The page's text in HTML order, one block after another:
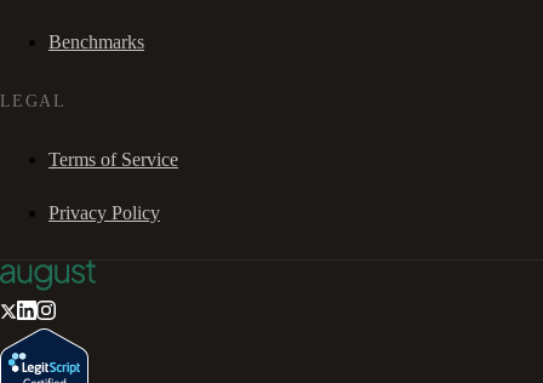
Benchmarks
LEGAL
Terms of Service
Privacy Policy